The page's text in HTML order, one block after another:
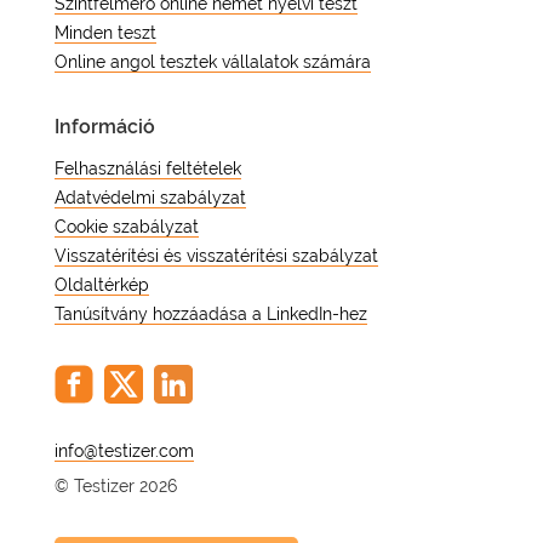
Minden teszt
Online angol tesztek vállalatok számára
Információ
Felhasználási feltételek
Adatvédelmi szabályzat
Cookie szabályzat
Visszatérítési és visszatérítési szabályzat
Oldaltérkép
Tanúsítvány hozzáadása a LinkedIn-hez
@
© Testizer 2026